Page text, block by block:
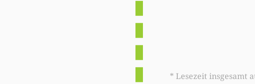
* Lesezeit insgesamt auf woxx.lu: 0 Minute. Diese